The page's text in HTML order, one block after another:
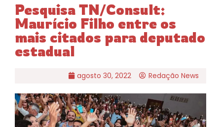
Pesquisa TN/Consult:
Maurício Filho entre os
mais citados para deputado
estadual
agosto 30, 2022 Redação News